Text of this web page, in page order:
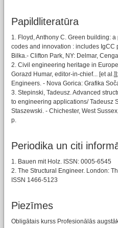
Papildliteratūra
1. Floyd, Anthony C. Green building:
codes and innovation : includes IgCC
Bilka.- Clifton Park, NY: Delmar,
2. Civil engineering heritage in
Gorazd Humar, editor-in-chief... [et
Engineers. - Nova Gorica: Grafika
3. Stepinski, Tadeusz. Advanced
to engineering applications/ Tadeusz
Staszewski. - Chichester, West
p.
Periodika un citi
1. Bauen mit Holz. ISSN: 0005-6545
2. The Structural Engineer. London:
ISSN 1466-5123
Piezīmes
Obligātais kurss Profesionālās